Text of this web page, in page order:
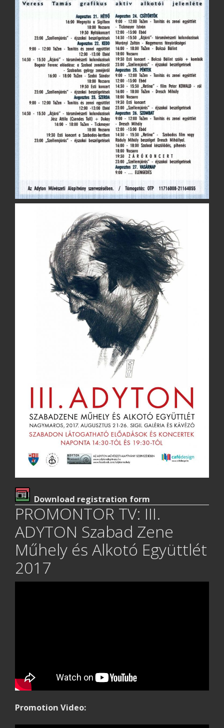
Download registration form
PROMONTOR TV: III.
ADYTON Szabad Zene
Műhely és Alkotó Együttlét
2017
Promotion Video: